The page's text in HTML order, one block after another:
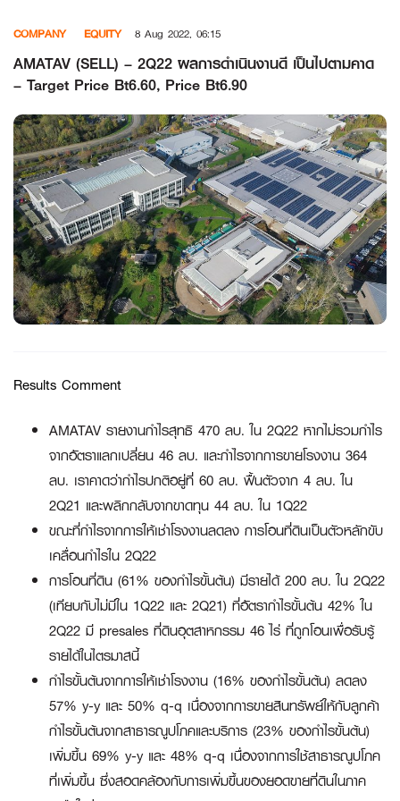
content
COMPANY EQUITY 8 Aug 2022, 06:15
AMATAV (SELL) – 2Q22 ผลการดำเนินงานดี เป็นไปตามคาด
– Target Price Bt6.60, Price Bt6.90
Results Comment
AMATAV รายงานกำไรสุทธิ 470 ลบ. ใน 2Q22 หากไม่รวมกำไร
จากอัตราแลกเปลี่ยน 46 ลบ. และกำไรจากการขายโรงงาน 364
ลบ. เราคาดว่ากำไรปกติอยู่ที่ 60 ลบ. ฟื้นตัวจาก 4 ลบ. ใน
2Q21 และพลิกกลับจากขาดทุน 44 ลบ. ใน 1Q22
ขณะที่กำไรจากการให้เช่าโรงงานลดลง การโอนที่ดินเป็นตัวหลักขับ
เคลื่อนกำไรใน 2Q22
การโอนที่ดิน (61% ของกำไรขั้นต้น) มีรายได้ 200 ลบ. ใน 2Q22
(เทียบกับไม่มีใน 1Q22 และ 2Q21) ที่อัตรากำไรขั้นต้น 42% ใน
2Q22 มี presales ที่ดินอุตสาหกรรม 46 ไร่ ที่ถูกโอนเพื่อรับรู้
รายได้ในไตรมาสนี้
กำไรขั้นต้นจากการให้เช่าโรงงาน (16% ของกำไรขั้นต้น) ลดลง
57% y-y และ 50% q-q เนื่องจากการขายสินทรัพย์ให้กับลูกค้า
กำไรขั้นต้นจากสาธารณูปโภคและบริการ (23% ของกำไรขั้นต้น)
เพิ่มขึ้น 69% y-y และ 48% q-q เนื่องจากการใช้สาธารณูปโภค
ที่เพิ่มขึ้น ซึ่งสอดคล้องกับการเพิ่มขึ้นของยอดขายที่ดินในภาค